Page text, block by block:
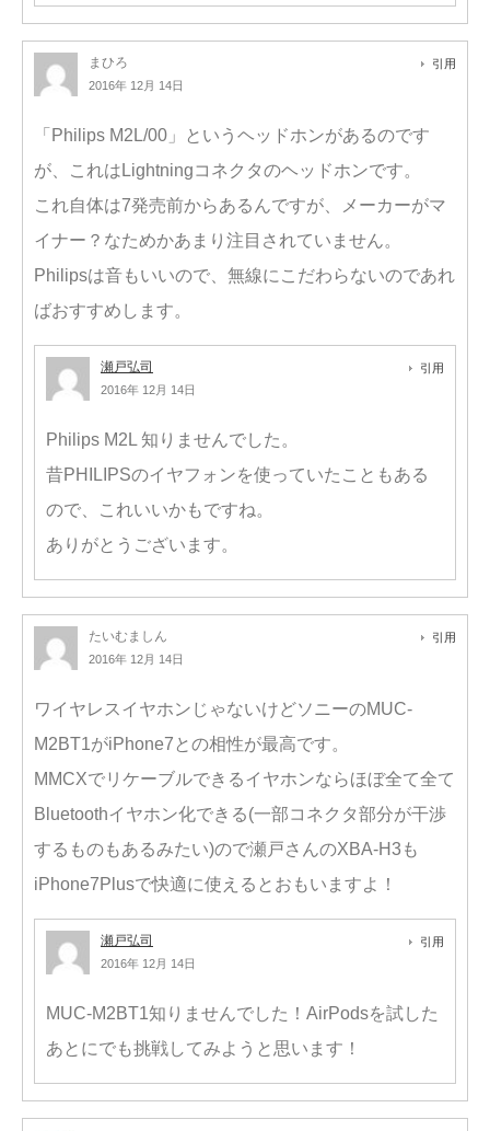
まひろ
2016年 12月 14日
引用
「Philips M2L/00」というヘッドホンがあるのです
が、これはLightningコネクタのヘッドホンです。
これ自体は7発売前からあるんですが、メーカーがマ
イナー？なためかあまり注目されていません。
Philipsは音もいいので、無線にこだわらないのであれ
ばおすすめします。
瀬戸弘司
2016年 12月 14日
引用
Philips M2L 知りませんでした。
昔PHILIPSのイヤフォンを使っていたこともある
ので、これいいかもですね。
ありがとうございます。
たいむましん
2016年 12月 14日
引用
ワイヤレスイヤホンじゃないけどソニーのMUC-
M2BT1がiPhone7との相性が最高です。
MMCXでリケーブルできるイヤホンならほぼ全て全て
Bluetoothイヤホン化できる(一部コネクタ部分が干渉
するものもあるみたい)ので瀬戸さんのXBA-H3も
iPhone7Plusで快適に使えるとおもいますよ！
瀬戸弘司
2016年 12月 14日
引用
MUC-M2BT1知りませんでした！AirPodsを試した
あとにでも挑戦してみようと思います！